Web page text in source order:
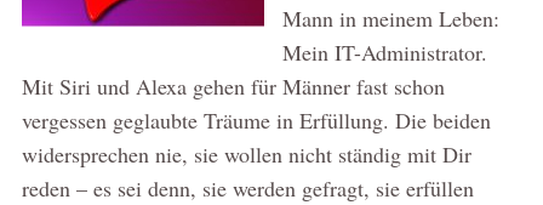
Mann in meinem Leben:
Mein IT-Administrator.
Mit Siri und Alexa gehen für Männer fast schon
vergessen geglaubte Träume in Erfüllung. Die beiden
widersprechen nie, sie wollen nicht ständig mit Dir
reden – es sei denn, sie werden gefragt, sie erfüllen